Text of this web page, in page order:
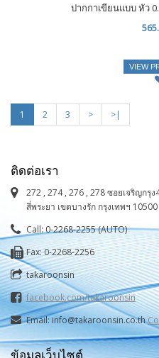
ปากกาเขียนแบบ หัว
VIEW
1 2 3 > >|
ติดต่อเรา
272 , 274 , 276 , 278 ซอยเจริญกรุ
สี่พระยา เขตบางรัก กรุงเทพฯ 10500
Call: 0-2268-2255 (AUTO)
Fax: 0-2268-2256
takaroonsin
facebook.com/takaroonsin
Email: info@takaroonsin.co.th
ข้อมูลเว็บไซต์